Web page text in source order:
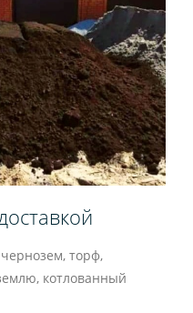
торф,
котлованный